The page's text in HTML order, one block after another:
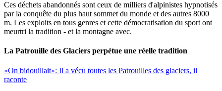
Ces déchets abandonnés sont ceux de milliers d'alpinistes hypnotisés
par la conquête du plus haut sommet du monde et des autres 8000
m. Les exploits en tous genres et cette démocratisation du sport ont
meurtri la tradition - et la montagne avec.
La Patrouille des Glaciers perpétue une réelle tradition
«On bidouillait»: Il a vécu toutes les Patrouilles des glaciers, il
raconte